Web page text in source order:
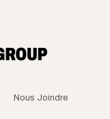
Nous Joindre